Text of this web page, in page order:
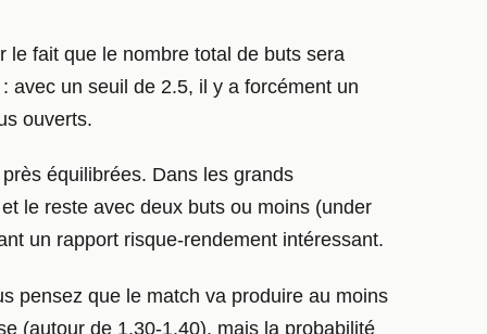
fait que le nombre total de buts sera
avec un seuil de 2.5, il y a forcément un
ouverts.
équilibrées. Dans les grands
le reste avec deux buts ou moins (under
un rapport risque-rendement intéressant.
pensez que le match va produire au moins
(autour de 1.30-1.40), mais la probabilité